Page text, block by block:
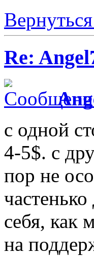
Re:
с одной
4-5$. с
пор не
себя, как
на